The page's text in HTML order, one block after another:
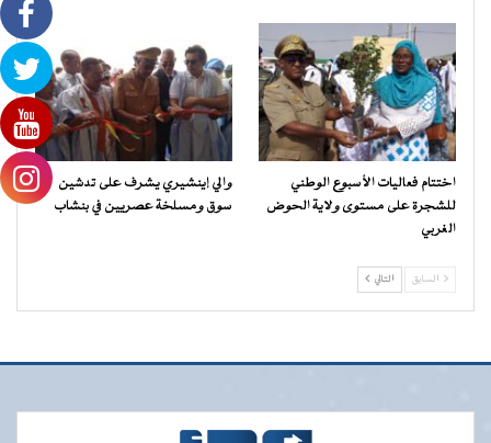
اختتام فعاليات الأسبوع الوطني
للشجرة على مستوى ولاية الحوض
الغربي
والي إينشيري يشرف على تدشين
سوق ومسلخة عصريين في بنشاب
السابق التالي